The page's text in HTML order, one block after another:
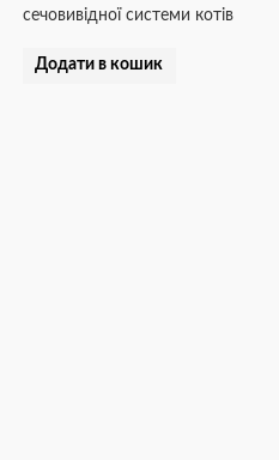
сечовивідної системи котів
Додати в кошик